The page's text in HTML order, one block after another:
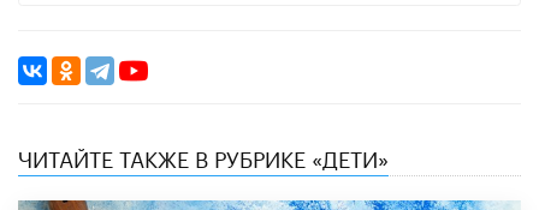
ЧИТАЙТЕ ТАКЖЕ В РУБРИКЕ «ДЕТИ»